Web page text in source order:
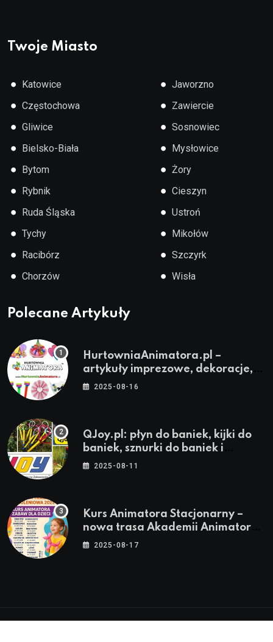
Twoje Miasto
● Katowice
● Częstochowa
● Gliwice
● Bielsko-Biała
● Bytom
● Rybnik
● Ruda Śląska
● Tychy
● Racibórz
● Chorzów
● Jaworzno
● Zawiercie
● Sosnowiec
● Mysłowice
● Żory
● Cieszyn
● Ustroń
● Mikołów
● Szczyrk
● Wisła
Polecane Artykuły
HurtowniaAnimatora.pl –
artykuły imprezowe, dekoracje,
stroje i akcesoria dla animatorów
2025-08-16
QJoy.pl: płyn do baniek, kijki do
baniek, sznurki do baniek i
zestawy do baniek
2025-08-11
Kurs Animatora Stacjonarny –
nowa trasa Akademii Animatora
– jesień 2025
2025-08-17